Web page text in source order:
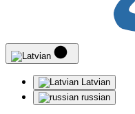
Latvian
russian